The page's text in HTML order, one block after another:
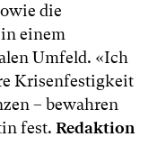
die
einem
Umfeld. «Ich
Krisenfestigkeit
– bewahren
fest. Redaktion